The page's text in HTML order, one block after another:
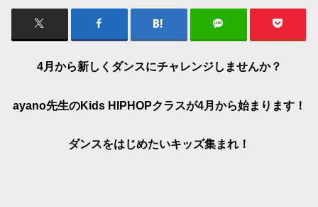
4月から新しくダンスにチャレンジしませんか？
ayano先生のKids HIPHOPクラスが4月から始まります！
ダンスをはじめたいキッズ集まれ！